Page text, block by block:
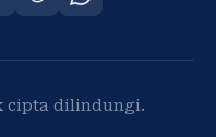
cipta dilindungi.